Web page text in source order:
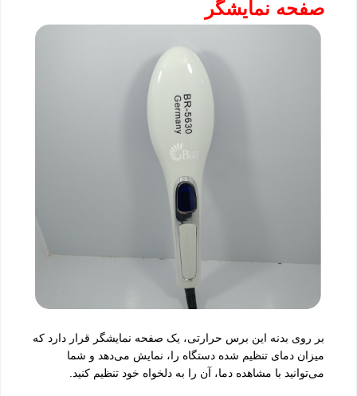
صفحه نمایشگر
بر روی بدنه این برس حرارتی، یک صفحه نمایشگر قرار دارد که
میزان دمای تنظیم شده دستگاه را، نمایش می‌دهد و شما
می‌توانید با مشاهده دما، آن را به دلخواه خود تنظیم کنید.